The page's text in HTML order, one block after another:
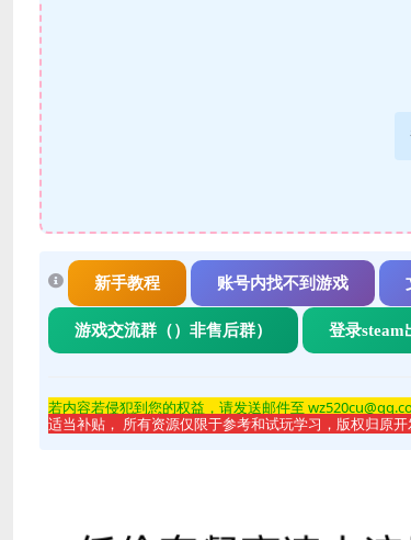
新手教程 账号内找不到游戏
游戏交流群（）非售后群） 登录steam
若内容若侵犯到您的权益，请发送邮件至
适当补贴， 所有资源仅限于参考和试玩学习，版权归原开